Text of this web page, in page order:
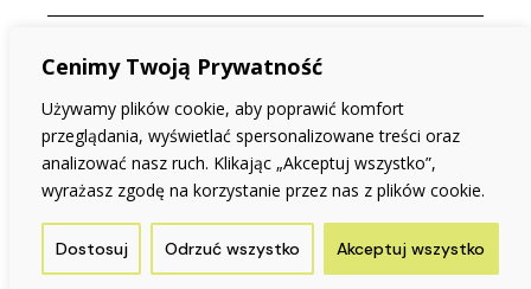
Cenimy Twoją Prywatność
Używamy plików cookie, aby poprawić komfort
przeglądania, wyświetlać spersonalizowane treści oraz
analizować nasz ruch. Klikając „Akceptuj wszystko”,
wyrażasz zgodę na korzystanie przez nas z plików cookie.
Dostosuj Odrzuć wszystko Akceptuj wszystko
© 2025 Aleksandra Osowicz